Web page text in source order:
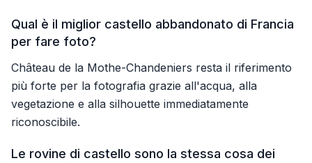
Qual è il miglior castello abbandonato di Francia
per fare foto?
Château de la Mothe-Chandeniers resta il riferimento
più forte per la fotografia grazie all'acqua, alla
vegetazione e alla silhouette immediatamente
riconoscibile.
Le rovine di castello sono la stessa cosa dei